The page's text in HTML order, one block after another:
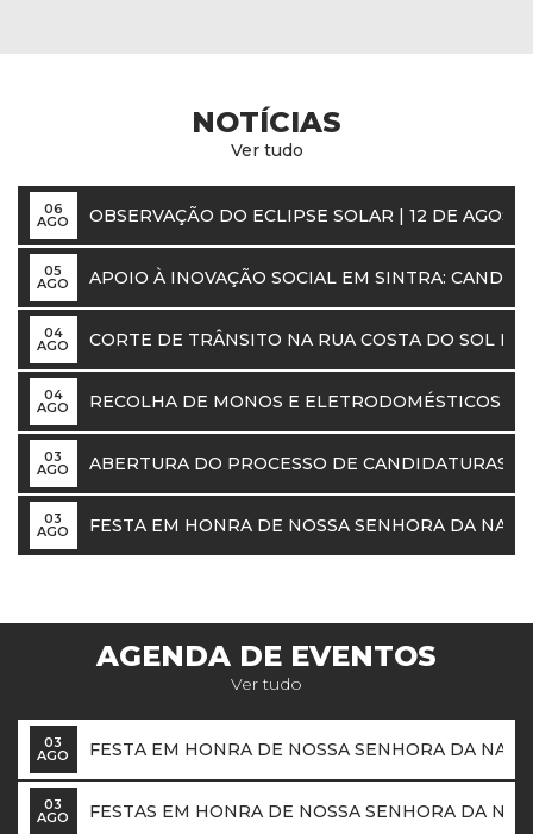
AGENDA DE EVENTOS
Ver tudo
03
AGO FESTA EM HONRA DE NOSSA SENHORA DA
03
AGO FESTAS EM HONRA DE NOSSA SENHORA DA
NOTÍCIAS
Ver tudo
06
AGO OBSERVAÇÃO DO ECLIPSE SOLAR | 12 DE
05
AGO APOIO À INOVAÇÃO SOCIAL EM SINTRA:
04
AGO CORTE DE TRÂNSITO NA RUA COSTA DO SOL
04
AGO RECOLHA DE MONOS E ELETRODOMÉSTICOS
03
AGO ABERTURA DO PROCESSO DE CANDIDATURAS
03
AGO FESTA EM HONRA DE NOSSA SENHORA DA